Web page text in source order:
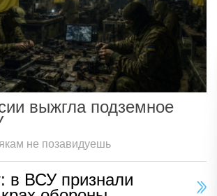
выжгла подземное
не позавидуешь
в ВСУ признали